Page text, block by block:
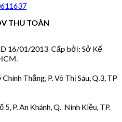
THU TOÀN
16/01/2013 Cấp bởi: Sở Kế
Thắng, P. Võ Thị Sáu, Q.3, TP
P. An Khánh, Q. Ninh Kiều, TP.